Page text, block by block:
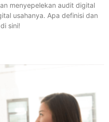
menyepelekan audit digital
usahanya. Apa definisi dan
sini!